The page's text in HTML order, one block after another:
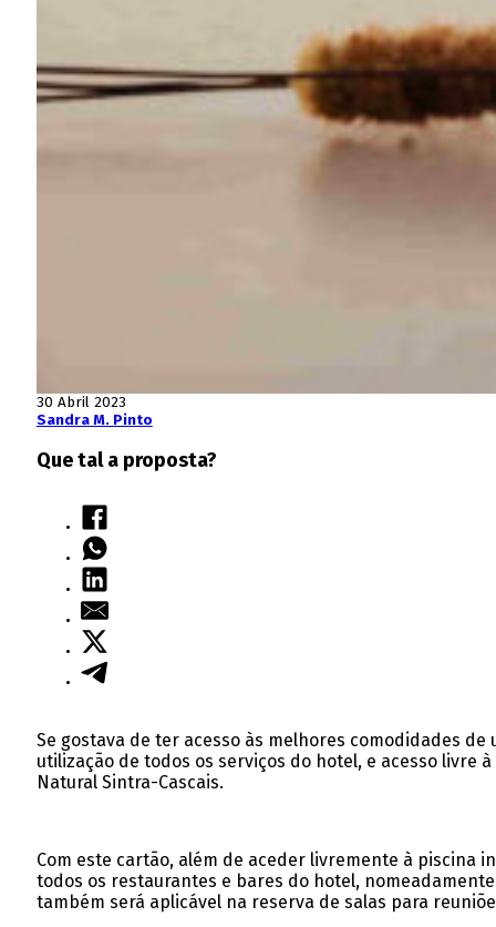
30 Abril 2023
Sandra M. Pinto
Que tal a proposta?
Se gostava de ter acesso às melhores comodidades
utilização de todos os serviços do hotel, e acesso livre
Natural Sintra-Cascais.
Com este cartão, além de aceder livremente à piscina
todos os restaurantes e bares do hotel,
também será aplicável na reserva de salas para